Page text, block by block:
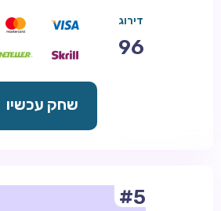
דירוג
96
שחק עכשיו
#5